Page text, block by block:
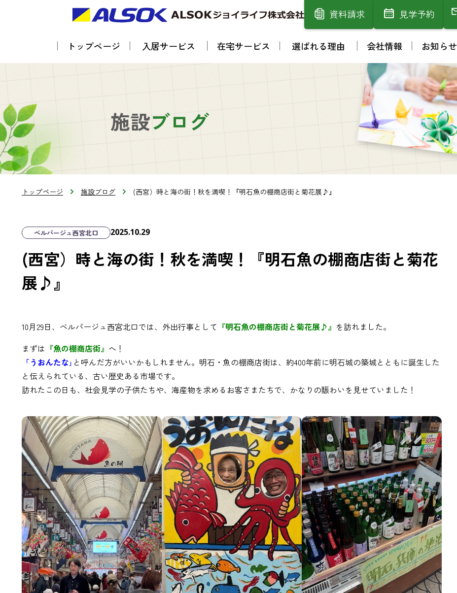
資料請求 見学予約
トップページ 入居サービス 在宅サービス 選ばれる理由 会社情報 お知らせ
施設ブログ
トップページ 施設ブログ (西宮）時と海の街！秋を満喫！『明石魚の棚商店街と菊花展♪』
ベルパージュ西宮北口 2025.10.29
(西宮）時と海の街！秋を満喫！『明石魚の棚商店街と菊花
展♪』
10月29日、ベルパージュ西宮北口では、外出行事として 『明石魚の棚商店街と菊花展♪』 を訪れました。
まずは 『魚の棚商店街』 へ！
「うおんたな｣ と呼んだ方がいいかもしれません。明石・魚の棚商店街は、約400年前に明石城の築城とともに誕生した
と伝えられている、古い歴史ある市場です。
訪れたこの日も、社会見学の子供たちや、海産物を求めるお客さまたちで、かなりの賑わいを見せていました！